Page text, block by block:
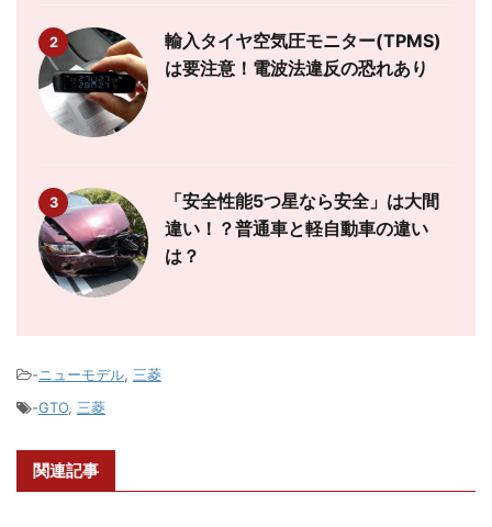
2
輸入タイヤ空気圧モニター(TPMS)
は要注意！電波法違反の恐れあり
3
「安全性能5つ星なら安全」は大間
違い！？普通車と軽自動車の違い
は？
-ニューモデル, 三菱
-GTO, 三菱
関連記事